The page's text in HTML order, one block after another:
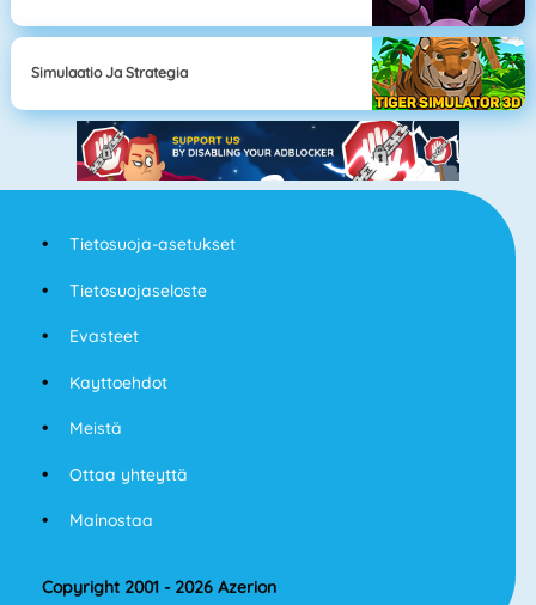
Simulaatio Ja Strategia
Tietosuoja-asetukset
Tietosuojaseloste
Evasteet
Kayttoehdot
Meistä
Ottaa yhteyttä
Mainostaa
Copyright 2001 - 2026 Azerion